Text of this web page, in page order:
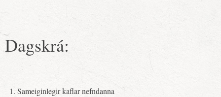
Dagskrá:
Sameiginlegir kaflar nefndanna